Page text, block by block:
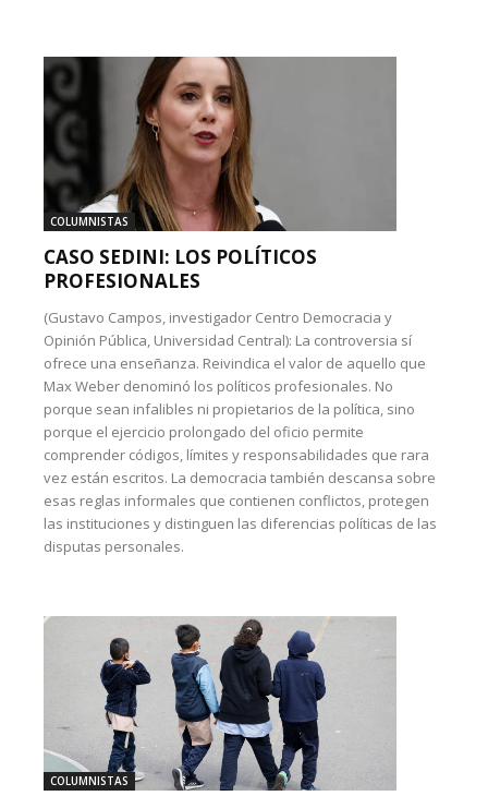
COLUMNISTAS
CASO SEDINI: LOS POLÍTICOS
PROFESIONALES
(Gustavo Campos, investigador Centro Democracia y
Opinión Pública, Universidad Central): La controversia sí
ofrece una enseñanza. Reivindica el valor de aquello que
Max Weber denominó los políticos profesionales. No
porque sean infalibles ni propietarios de la política, sino
porque el ejercicio prolongado del oficio permite
comprender códigos, límites y responsabilidades que rara
vez están escritos. La democracia también descansa sobre
esas reglas informales que contienen conflictos, protegen
las instituciones y distinguen las diferencias políticas de las
disputas personales.
COLUMNISTAS